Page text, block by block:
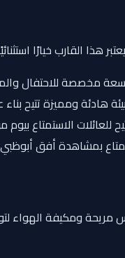
هذا القارب خيارًا
مخصصة للاحتفال
بيئة هادئة ومميزة تتيح
للعائلات الاستمتاع
بمشاهدة أفق
ومكيفة الهواء